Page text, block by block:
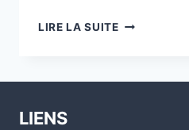
LIRE LA SUITELE
LIENS